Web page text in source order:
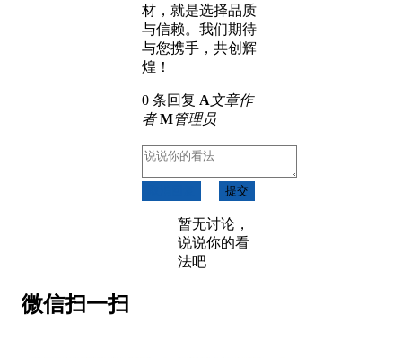
材，就是选择品质
与信赖。我们期待
与您携手，共创辉
煌！
0 条回复 A文章作
者 M管理员
提交
暂无讨论，
说说你的看
法吧
微信扫一扫